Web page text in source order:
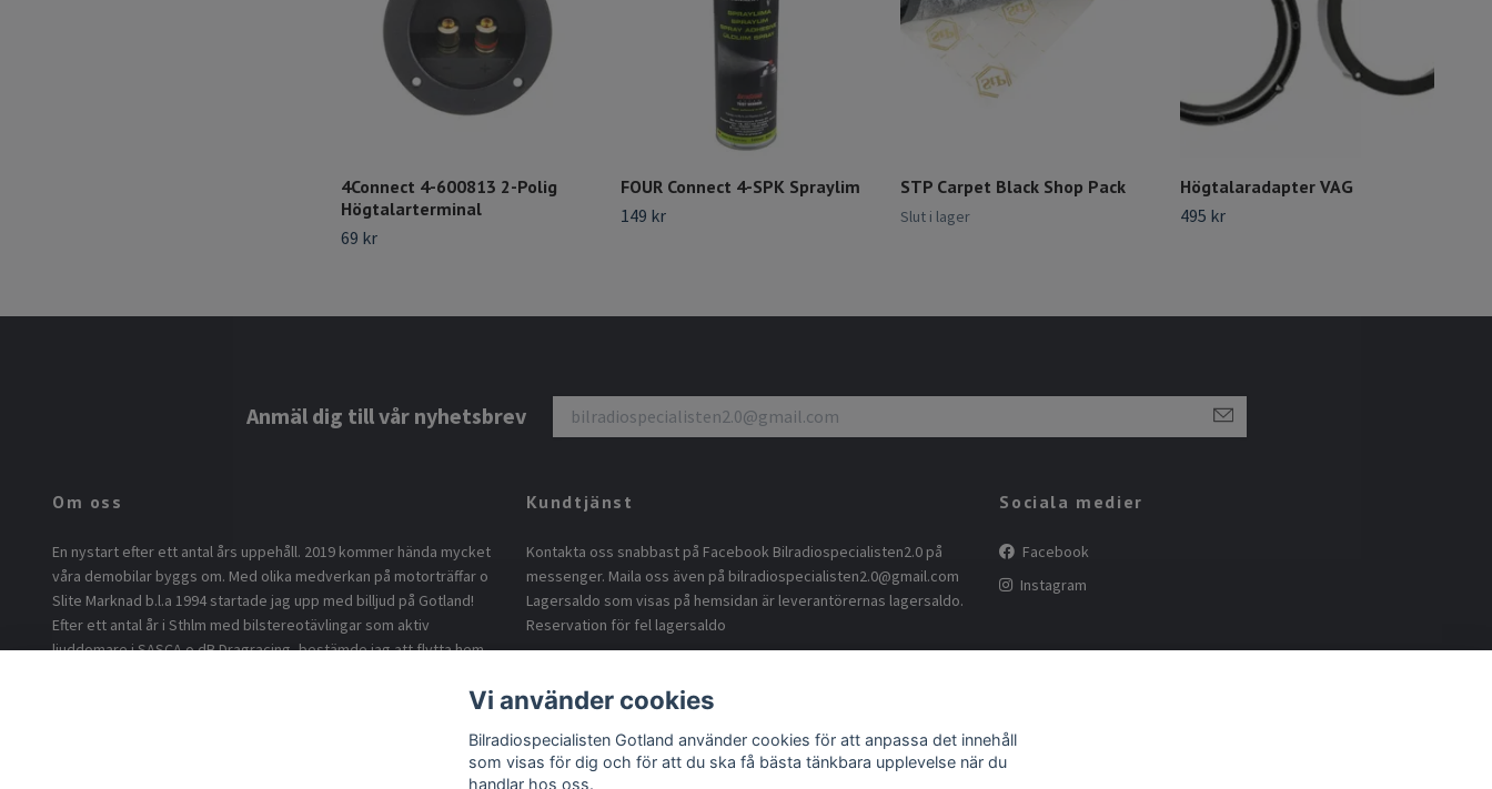
4Connect 4-600813 2-Polig
Högtalarterminal
69 kr
FOUR Connect 4-SPK Spraylim
149 kr
STP Carpet Black Shop Pack
Slut i lager
Högtalaradapter VAG
495 kr
Anmäl dig till vår nyhetsbrev
Om oss
En nystart efter ett antal års uppehåll. 2019 kommer hända mycket
våra demobilar byggs om. Med olika medverkan på motorträffar o
Slite Marknad b.l.a 1994 startade jag upp med billjud på Gotland!
Efter ett antal år i Sthlm med bilstereotävlingar som aktiv
ljuddomare i SASCA o dB Dragracing, bestämde jag att flytta hem
som föddes 1994 som idé sprutan o eldsjälen för byggandet av
Kundtjänst
Kontakta oss snabbast på Facebook Bilradiospecialisten2.0 på
messenger. Maila oss även på bilradiospecialisten2.0@gmail.com
Lagersaldo som visas på hemsidan är leverantörernas lagersaldo.
Reservation för fel lagersaldo
Sociala medier
Facebook
Instagram
Vi använder cookies
Bilradiospecialisten Gotland använder cookies för att anpassa det innehåll
som visas för dig och för att du ska få bästa tänkbara upplevelse när du
handlar hos oss.